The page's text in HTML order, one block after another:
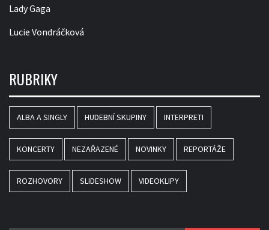
Lady Gaga
Lucie Vondráčková
RUBRIKY
ALBA A SINGLY HUDEBNÍ SKUPINY INTERPRETI
KONCERTY NEZAŘAZENÉ NOVINKY REPORTÁŽE
ROZHOVORY SLIDESHOW VIDEOKLIPY